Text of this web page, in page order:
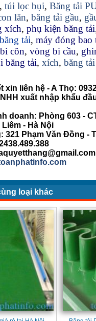
, túi lọc bụi, Băng tải
lăn, băng tải gầu,
xích, phụ kiện băng tải
tải, máy đóng bao
côn, vòng bi cầu,
băng tải, xích, băng
xin liên hệ - A Thọ:
xuất nhập khẩu
Phòng 603 -
- Hà Nội
Phạm Văn Đồng -
loại khác